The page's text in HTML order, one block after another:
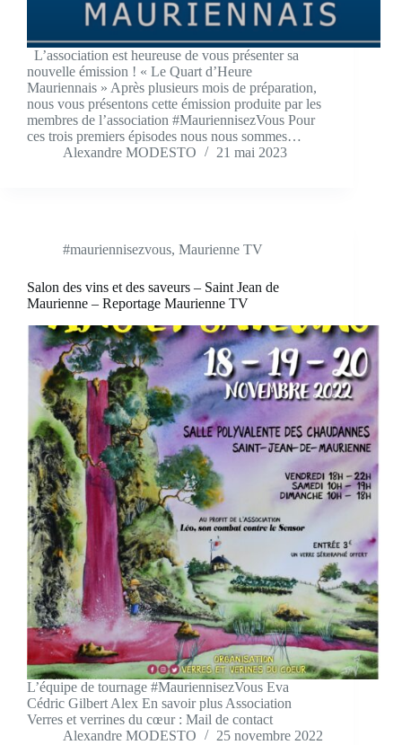
L’association est heureuse de vous présenter sa
nouvelle émission ! « Le Quart d’Heure
Mauriennais » Après plusieurs mois de préparation,
nous vous présentons cette émission produite par les
membres de l’association #MauriennisezVous Pour
ces trois premiers épisodes nous nous sommes…
Alexandre MODESTO
21 mai 2023
#mauriennisezvous, Maurienne TV
Salon des vins et des saveurs – Saint Jean de
Maurienne – Reportage Maurienne TV
L’équipe de tournage #MauriennisezVous Eva
Cédric Gilbert Alex En savoir plus Association
Verres et verrines du cœur : Mail de contact
Alexandre MODESTO
25 novembre 2022